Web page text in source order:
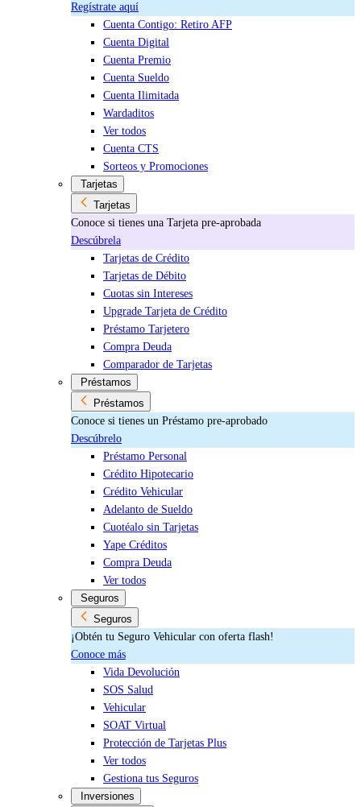
Regístrate aquí
Cuenta Contigo: Retiro AFP
Cuenta Digital
Cuenta Premio
Cuenta Sueldo
Cuenta Ilimitada
Wardaditos
Ver todos
Cuenta CTS
Sorteos y Promociones
Tarjetas
Tarjetas
Conoce si tienes una Tarjeta pre-aprobada
Descúbrela
Tarjetas de Crédito
Tarjetas de Débito
Cuotas sin Intereses
Upgrade Tarjeta de Crédito
Préstamo Tarjetero
Compra Deuda
Comparador de Tarjetas
Préstamos
Préstamos
Conoce si tienes un Préstamo pre-aprobado
Descúbrelo
Préstamo Personal
Crédito Hipotecario
Crédito Vehicular
Adelanto de Sueldo
Cuotéalo sin Tarjetas
Yape Créditos
Compra Deuda
Ver todos
Seguros
Seguros
¡Obtén tu Seguro Vehicular con oferta flash!
Conoce más
Vida Devolución
SOS Salud
Vehicular
SOAT Virtual
Protección de Tarjetas Plus
Ver todos
Gestiona tus Seguros
Inversiones